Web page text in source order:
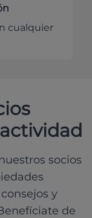
cualquier
socios
y
de